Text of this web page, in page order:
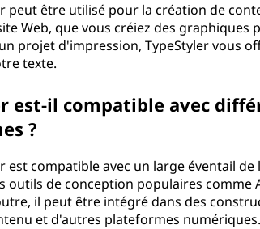
peut être utilisé pour la création de
Web, que vous créiez des graphiques
projet d'impression, TypeStyler vous
texte.
est-il compatible avec
?
est compatible avec un large éventail
outils de conception populaires
il peut être intégré dans des
et d'autres plateformes numériques.